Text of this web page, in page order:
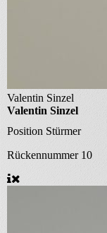
Valentin Sinzel
Valentin Sinzel
Position Stürmer
Rückennummer 10